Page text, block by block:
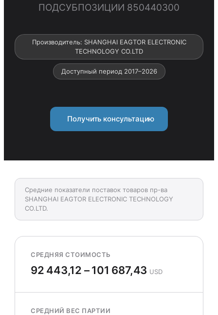
ПОДСУБПОЗИЦИИ 850440300
Производитель: SHANGHAI EAGTOR ELECTRONIC
TECHNOLOGY CO.LTD
Доступный период 2017–2026
Получить консультацию
Средние показатели поставок товаров пр-ва
SHANGHAI EAGTOR ELECTRONIC TECHNOLOGY
CO.LTD.
СРЕДНЯЯ СТОИМОСТЬ
92 443,12 – 101 687,43 USD
СРЕДНИЙ ВЕС ПАРТИИ